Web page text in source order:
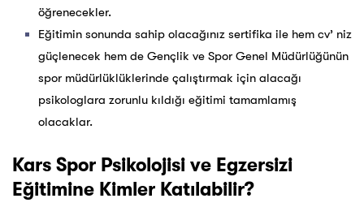
öğrenecekler.
Eğitimin sonunda sahip olacağınız sertifika ile hem cv’ niz
güçlenecek hem de Gençlik ve Spor Genel Müdürlüğünün
spor müdürlüklüklerinde çalıştırmak için alacağı
psikologlara zorunlu kıldığı eğitimi tamamlamış
olacaklar.
Kars Spor Psikolojisi ve Egzersizi
Eğitimine Kimler Katılabilir?